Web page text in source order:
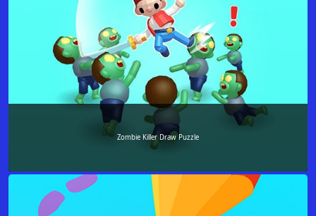
Zombie Killer Draw Puzzle